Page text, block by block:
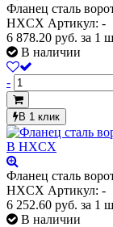
Фланец сталь
HXCX Артикул: -
6 878.20 руб. за 1
В наличии
-
В 1 клик
Фланец сталь
HXCX Артикул: -
6 252.60 руб. за 1
В наличии